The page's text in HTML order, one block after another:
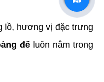
lồ, hương vị đặc trưng
đế luôn nằm trong